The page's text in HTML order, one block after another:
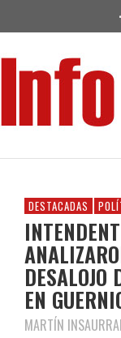
DESTACADAS
EN
MARTÍN